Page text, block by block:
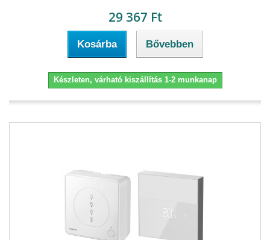
29 367 Ft
Kosárba Bővebben
Készleten, várható kiszállítás 1-2 munkanap